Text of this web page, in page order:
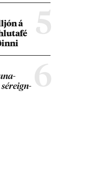
5
á
6
sér­eign­